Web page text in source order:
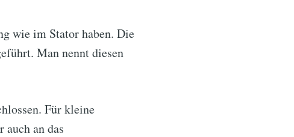
wie im Stator haben. Die
Man nennt diesen
Für kleine
an das